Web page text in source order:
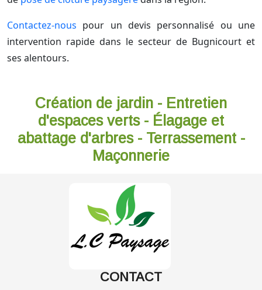
Contactez-nous pour un devis personnalisé ou une
intervention rapide dans le secteur de Bugnicourt et
ses alentours.
Création de jardin - Entretien
d'espaces verts - Élagage et
abattage d'arbres - Terrassement -
Maçonnerie
CONTACT